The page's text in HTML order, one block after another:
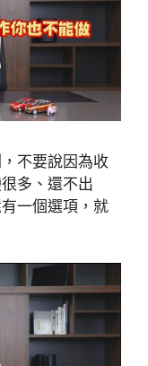
不要說因為收
多、還不出
一個選項，就